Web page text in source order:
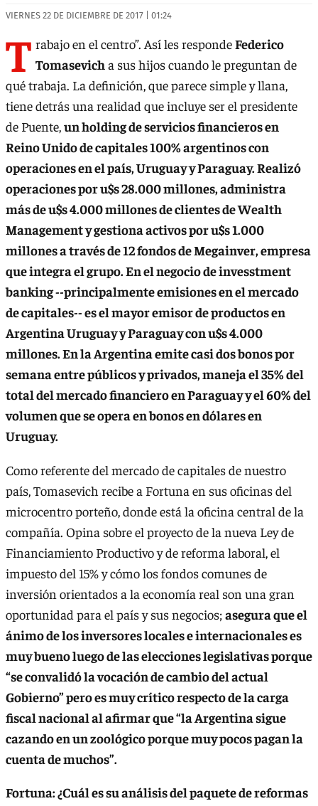
VIERNES 22 DE DICIEMBRE DE 2017 | 01:24
T rabajo en el centro”. Así les respondeFederico
Tomasevich a sus hijos cuando le preguntan de
qué trabaja. La definición, que parece simple y llana,
tiene detrás una realidad que incluye ser el presidente
de Puente,un holding de servicios financieros en
Reino Unido de capitales 100% argentinos con
operaciones en el país, Uruguay y Paraguay. Realizó
operaciones por u$s 28.000 millones, administra
más de u$s 4.000 millones de clientes de Wealth
Management y gestiona activos por u$s 1.000
millones a través de 12 fondos de Megainver, empresa
que integra el grupo. En el negocio de invesstment
banking --principalmente emisiones en el mercado
de capitales-- es el mayor emisor de productos en
Argentina Uruguay y Paraguay con u$s 4.000
millones. En la Argentina emite casi dos bonos por
semana entre públicos y privados, maneja el 35% del
total del mercado financiero en Paraguay y el 60% del
volumen que se opera en bonos en dólares en
Uruguay.
Como referente del mercado de capitales de nuestro
país, Tomasevich recibe a Fortuna en sus oficinas del
microcentro porteño, donde está la oficina central de la
compañía. Opina sobre el proyecto de la nueva Ley de
Financiamiento Productivo y de reforma laboral, el
impuesto del 15% y cómo los fondos comunes de
inversión orientados a la economía real son una gran
oportunidad para el país y sus negocios;asegura que el
ánimo de los inversores locales e internacionales es
muy bueno luego de las elecciones legislativas porque
“se convalidó la vocación de cambio del actual
Gobierno” pero es muy crítico respecto de la carga
fiscal nacional al afirmar que “la Argentina sigue
cazando en un zoológico porque muy pocos pagan la
cuenta de muchos”.
Fortuna: ¿Cuál es su análisis del paquete de reformas